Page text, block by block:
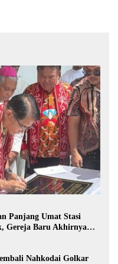
Panjang Umat Stasi
Gereja Baru Akhirnya
Nahkodai Golkar